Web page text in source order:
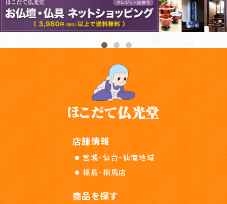
店舗情報
宮城･仙台・仙南地域
福島･相馬店
商品を探す